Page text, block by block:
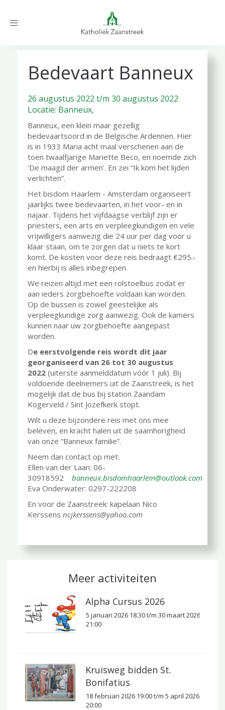
Toggle
Bedevaart Banneux
26 augustus 2022 t/m 30 augustus 2022
Locatie: Banneux,
Banneux, een klein maar gezellig
bedevaartsoord in de Belgische Ardennen. Hier
is in 1933 Maria acht maal verschenen aan de
toen twaalfjarige Mariette Beco, en noemde zich
‘De maagd der armen’. En zei “Ik kom het lijden
verlichten”.
Het bisdom Haarlem - Amsterdam organiseert
jaarlijks twee bedevaarten, in het voor- en in
najaar. Tijdens het vijfdaagse verblijf zijn er
priesters, een arts en verpleegkundigen en vele
vrijwilligers aanwezig die 24 uur per dag voor u
klaar staan, om te zorgen dat u niets te kort
komt. De kosten voor deze reis bedraagt €295.-
en hierbij is alles inbegrepen.
We reizen altijd met een rolstoelbus zodat er
aan ieders zorgbehoefte voldaan kan worden.
Op de bussen is zowel geestelijke als
verpleegkundige zorg aanwezig. Ook de kamers
kunnen naar uw zorgbehoefte aangepast
worden.
De eerstvolgende reis wordt dit jaar
georganiseerd van 26 tot 30 augustus
2022 (uiterste aanmelddatum vóór 1 juli). Bij
voldoende deelnemers uit de Zaanstreek, is het
mogelijk dat de bus bij station Zaandam
Kogerveld / Sint Jozefkerk stopt.
Wilt u deze bijzondere reis met ons mee
beleven, en kracht halen uit de saamhorigheid
van onze “Banneux familie”.
Neem dan contact op met:
Ellen van der Laan: 06-
30918592 banneux.bisdomhaarlem@outlook.com
Eva Onderwater: 0297-222208
En voor de Zaanstreek: kapelaan Nico
Kerssens ncjkerssens@yahoo.com
Meer activiteiten
Alpha Cursus 2026
5 januari 2026 18:30 t/m 30 maart 2026
21:00
Kruisweg bidden St.
Bonifatius
18 februari 2026 19:00 t/m 5 april 2026
20:00